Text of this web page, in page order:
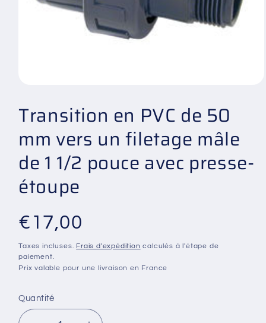
média
dans
Transition en PVC de 50
mm vers un filetage mâle
de 1 1/2 pouce avec presse-
étoupe
Prix
habituel
€17,00
Taxes incluses. Frais d'expédition calculés à l'étape de
paiement.
Prix valable pour une livraison en France
Quantité